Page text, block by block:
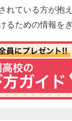
れている方が抱
るための情報を